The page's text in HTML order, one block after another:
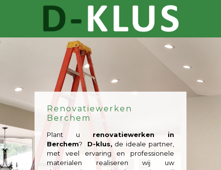
Renovatiewerken
Berchem
Plant u renovatiewerken in
Berchem? D-klus, de ideale partner,
met veel ervaring en professionele
materialen realiseren wij uw